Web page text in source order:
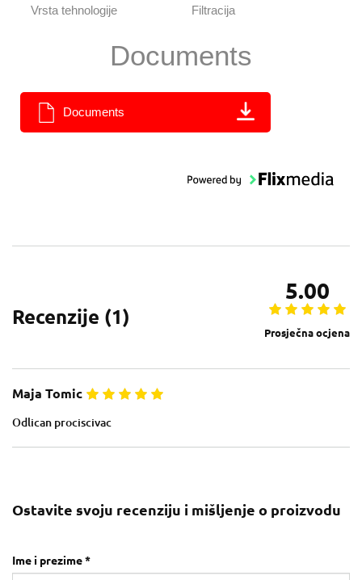
Vrsta tehnologije Filtracija
Documents
Documents
Recenzije (1)
5.00
Prosječna ocjena
Maja Tomic
Odlican prociscivac
Ostavite svoju recenziju i mišljenje o proizvodu
Ime i prezime *